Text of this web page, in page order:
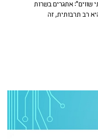
שווים": אתגרים בשרות
רב תרבותית, זה